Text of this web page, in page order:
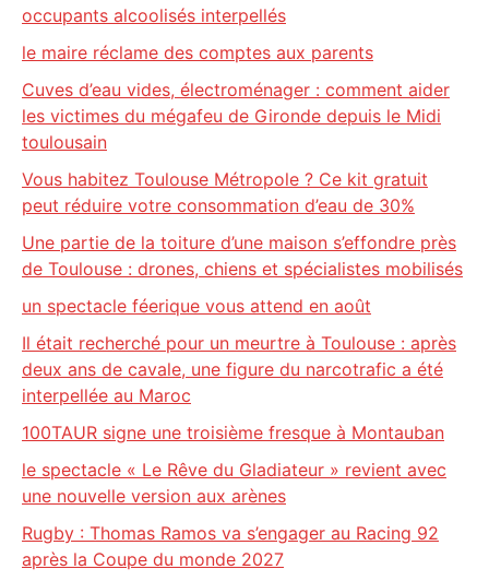
occupants alcoolisés interpellés
le maire réclame des comptes aux parents
Cuves d’eau vides, électroménager : comment aider
les victimes du mégafeu de Gironde depuis le Midi
toulousain
Vous habitez Toulouse Métropole ? Ce kit gratuit
peut réduire votre consommation d’eau de 30%
Une partie de la toiture d’une maison s’effondre près
de Toulouse : drones, chiens et spécialistes mobilisés
un spectacle féerique vous attend en août
Il était recherché pour un meurtre à Toulouse : après
deux ans de cavale, une figure du narcotrafic a été
interpellée au Maroc
100TAUR signe une troisième fresque à Montauban
le spectacle « Le Rêve du Gladiateur » revient avec
une nouvelle version aux arènes
Rugby : Thomas Ramos va s’engager au Racing 92
après la Coupe du monde 2027